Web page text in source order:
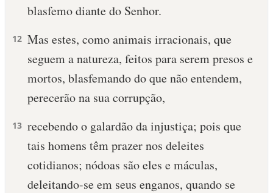
blasfemo diante do Senhor.
12 Mas estes, como animais irracionais, que
seguem a natureza, feitos para serem presos e
mortos, blasfemando do que não entendem,
perecerão na sua corrupção,
13 recebendo o galardão da injustiça; pois que
tais homens têm prazer nos deleites
cotidianos; nódoas são eles e máculas,
deleitando-se em seus enganos, quando se